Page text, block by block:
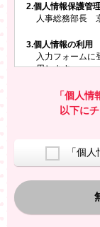
所属施設名
会員番号また
2.個人情報保護管
人事総務部長
3.個人情報の利用
入力フォームに
用します。
お問い合わ
レプトンの
室等をご案
換した上で
上記の利用
なお、この利
た、これ以外の
「個人
以下に
「個